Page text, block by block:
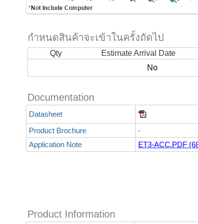
กำหนดสินค้าจะเข้าในครั้งถัดไป
Qty Estimate Arrival Date
No
Documentation
Datasheet
Product Brochure
-
Application Note
ET3-ACC.PDF
Product Information